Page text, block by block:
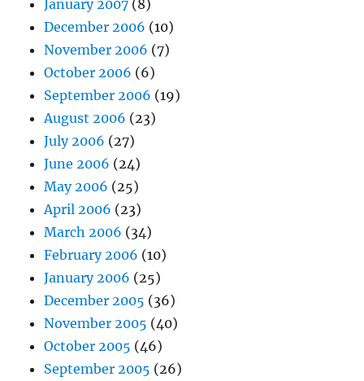
January 2007 (8)
December 2006 (10)
November 2006 (7)
October 2006 (6)
September 2006 (19)
August 2006 (23)
July 2006 (27)
June 2006 (24)
May 2006 (25)
April 2006 (23)
March 2006 (34)
February 2006 (10)
January 2006 (25)
December 2005 (36)
November 2005 (40)
October 2005 (46)
September 2005 (26)